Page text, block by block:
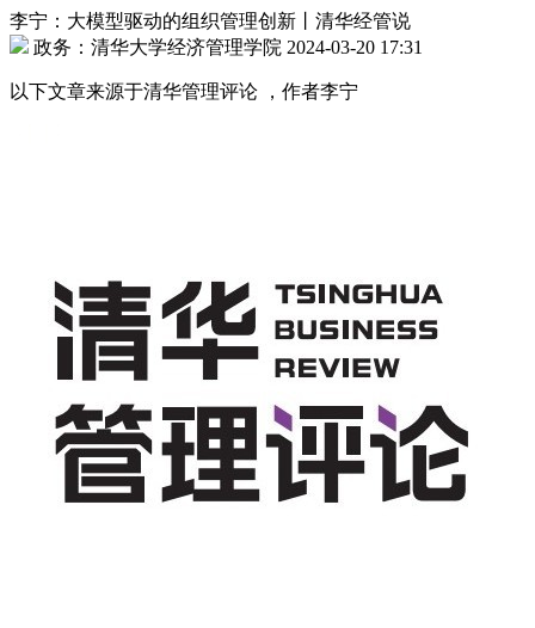
李宁：大模型驱动的组织管理创新丨清华经管说
政务：清华大学经济管理学院 2024-03-20 17:31
以下文章来源于清华管理评论 ，作者李宁